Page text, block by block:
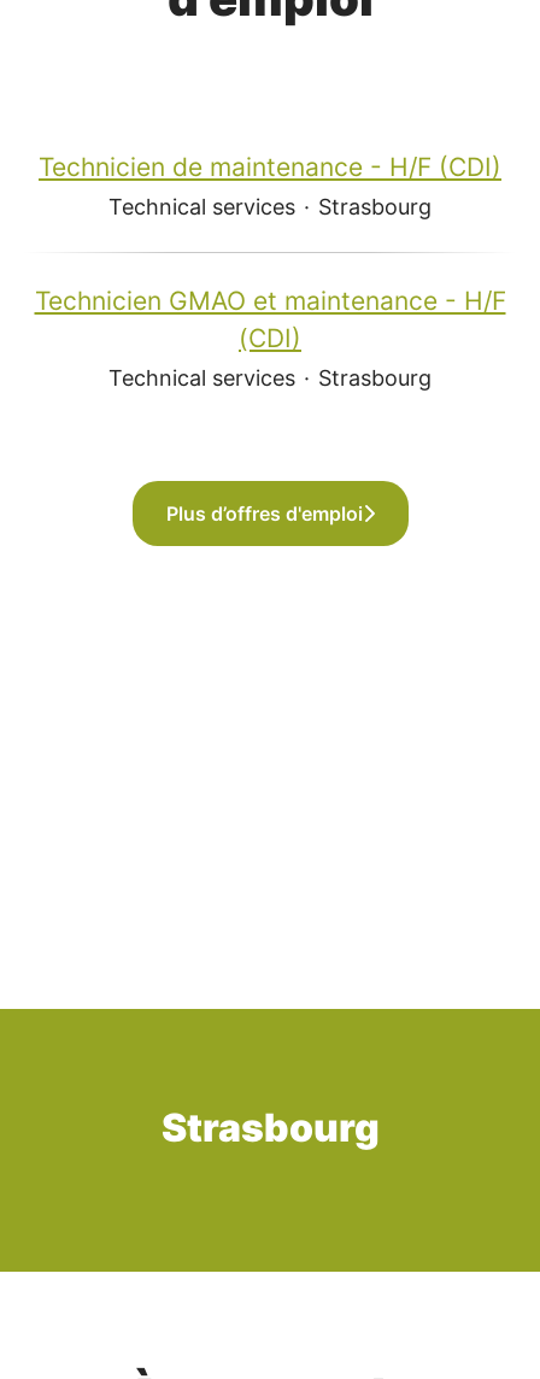
Technicien de maintenance - H/F (CDI)
Technical services · Strasbourg
Technicien GMAO et maintenance - H/F
(CDI)
Technical services · Strasbourg
Plus d’offres d'emploi
Strasbourg